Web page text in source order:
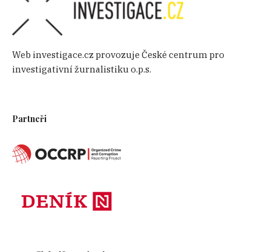
Web investigace.cz provozuje České centrum pro
investigativní žurnalistiku o.p.s.
Partneři